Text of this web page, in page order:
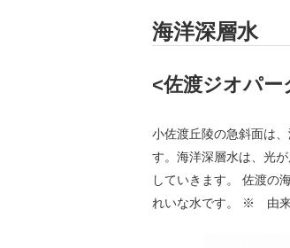
海洋深層水
<佐渡ジオパー
小佐渡丘陵の急斜面は
す。海洋深層水は、光
していきます。 佐渡の
れいな水です。 ※ 由来